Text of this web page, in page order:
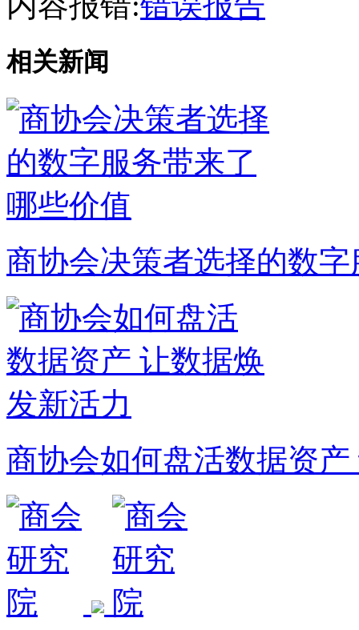
相关新闻
商协会决策者选择的数
商协会如何盘活数据资